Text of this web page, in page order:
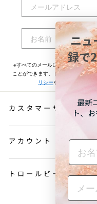
※すべてのメールには配信停止用リ
ことができます。トロールビーズ
リシーをご一読ください
カスタマーサービス
アカウント
トロールビーズにつ
ニュ
録で
最新
ト、
NAME